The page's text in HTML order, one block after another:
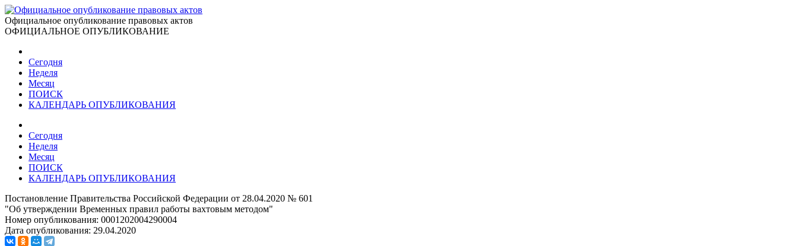
Официальное опубликование правовых актов
ОФИЦИАЛЬНОЕ ОПУБЛИКОВАНИЕ
Сегодня
Неделя
Месяц
ПОИСК
КАЛЕНДАРЬ ОПУБЛИКОВАНИЯ
Сегодня
Неделя
Месяц
ПОИСК
КАЛЕНДАРЬ ОПУБЛИКОВАНИЯ
Постановление Правительства Российской Федерации от 28.04.2020 № 601
"Об утверждении Временных правил работы вахтовым методом"
Номер опубликования: 0001202004290004
Дата опубликования: 29.04.2020